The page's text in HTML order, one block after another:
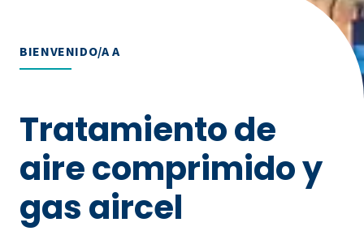
BIENVENIDO/A A
Tratamiento de
aire comprimido y
gas aircel